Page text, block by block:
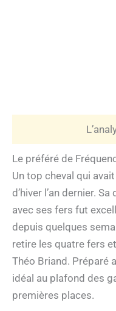
Le préféré de
Un top cheval qui
d’hiver l’an dernier.
avec ses fers fut
depuis quelques
retire les quatre fers
Théo Briand. Préparé
idéal au plafond des
premières places.